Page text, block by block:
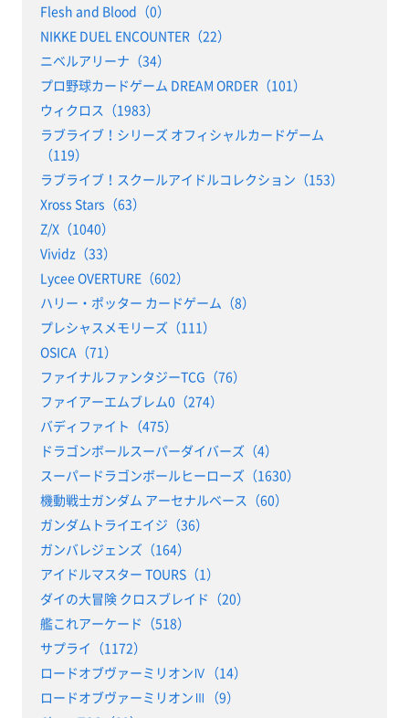
Flesh and Blood（0）
NIKKE DUEL ENCOUNTER（22）
ニベルアリーナ（34）
プロ野球カードゲーム DREAM ORDER（101）
ウィクロス（1983）
ラブライブ！シリーズ オフィシャルカードゲーム
（119）
ラブライブ！スクールアイドルコレクション（153）
Xross Stars（63）
Z/X（1040）
Vividz（33）
Lycee OVERTURE（602）
ハリー・ポッター カードゲーム（8）
プレシャスメモリーズ（111）
OSICA（71）
ファイナルファンタジーTCG（76）
ファイアーエムブレム0（274）
バディファイト（475）
ドラゴンボールスーパーダイバーズ（4）
スーパードラゴンボールヒーローズ（1630）
機動戦士ガンダム アーセナルベース（60）
ガンダムトライエイジ（36）
ガンバレジェンズ（164）
アイドルマスター TOURS（1）
ダイの大冒険 クロスブレイド（20）
艦これアーケード（518）
サプライ（1172）
ロードオブヴァーミリオンⅣ（14）
ロードオブヴァーミリオンⅢ（9）